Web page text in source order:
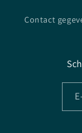
Contact